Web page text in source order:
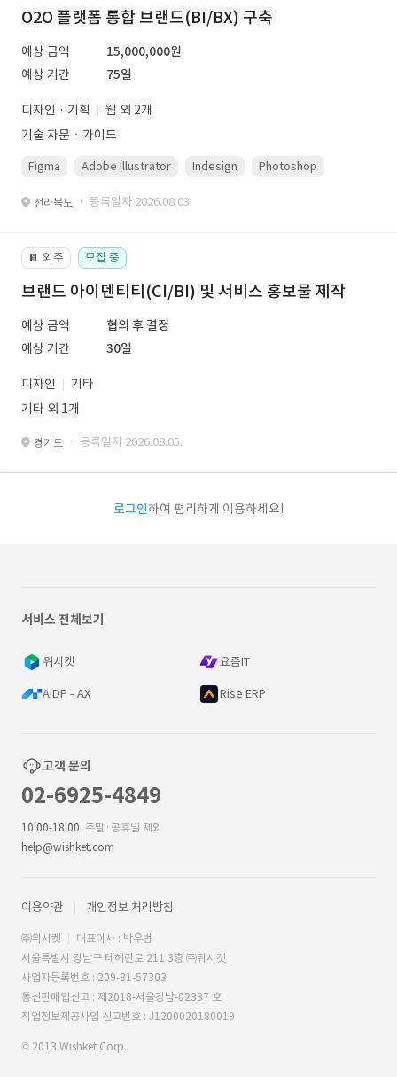
O2O 플랫폼 통합 브랜드(BI/BX) 구축
예상 금액
15,000,000원
예상 기간
75일
디자인 · 기획
웹 외 2개
기술 자문ㆍ가이드
Figma Adobe Illustrator Indesign Photoshop
전라북도 · 등록일자 2026.08.03.
📔 외주 모집 중
브랜드 아이덴티티(CI/BI) 및 서비스 홍보물 제작
예상 금액
협의 후 결정
예상 기간
30일
디자인
기타
기타 외 1개
경기도 · 등록일자 2026.08.05.
로그인하여 편리하게 이용하세요!
서비스 전체보기
위시켓 요즘IT
AIDP - AX Rise ERP
고객 문의
02-6925-4849
10:00-18:00 주말·공휴일 제외
help@wishket.com
이용약관 개인정보 처리방침
㈜위시켓
대표이사 : 박우범
서울특별시 강남구 테헤란로 211 3층 ㈜위시켓
사업자등록번호 : 209-81-57303
통신판매업신고 : 제2018-서울강남-02337 호
직업정보제공사업 신고번호 : J1200020180019
© 2013 Wishket Corp.